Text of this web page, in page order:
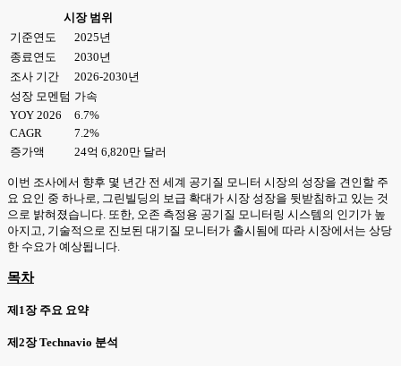
시장 범위
기준연도
2025년
종료연도
2030년
조사 기간
2026-2030년
성장 모멘텀 가속
YOY 2026
6.7%
CAGR
7.2%
증가액
24억 6,820만 달러
이번 조사에서 향후 몇 년간 전 세계 공기질 모니터 시장의 성장을 견인할 주
요 요인 중 하나로, 그린빌딩의 보급 확대가 시장 성장을 뒷받침하고 있는 것
으로 밝혀졌습니다. 또한, 오존 측정용 공기질 모니터링 시스템의 인기가 높
아지고, 기술적으로 진보된 대기질 모니터가 출시됨에 따라 시장에서는 상당
한 수요가 예상됩니다.
목차
제1장 주요 요약
제2장 Technavio 분석